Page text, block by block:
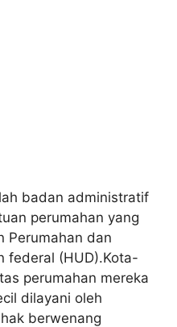
badan administratif
perumahan yang
Perumahan dan
federal (HUD).Kota-
perumahan mereka
dilayani oleh
berwenang